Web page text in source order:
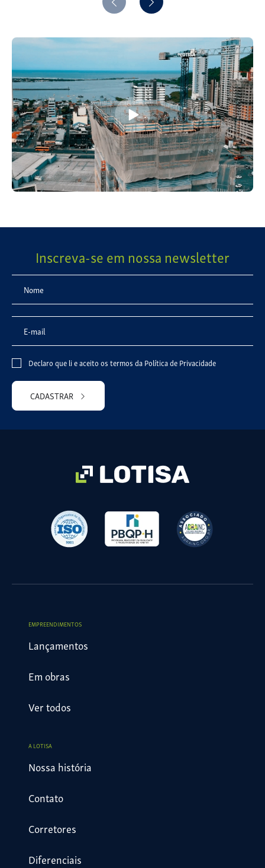
Inscreva-se em nossa newsletter
Declaro que li e aceito os termos da Política de Privacidade
CADASTRAR
Please
EMPREENDIMENTOS
Lançamentos
Em obras
Ver todos
A LOTISA
Nossa história
Contato
Corretores
Diferenciais